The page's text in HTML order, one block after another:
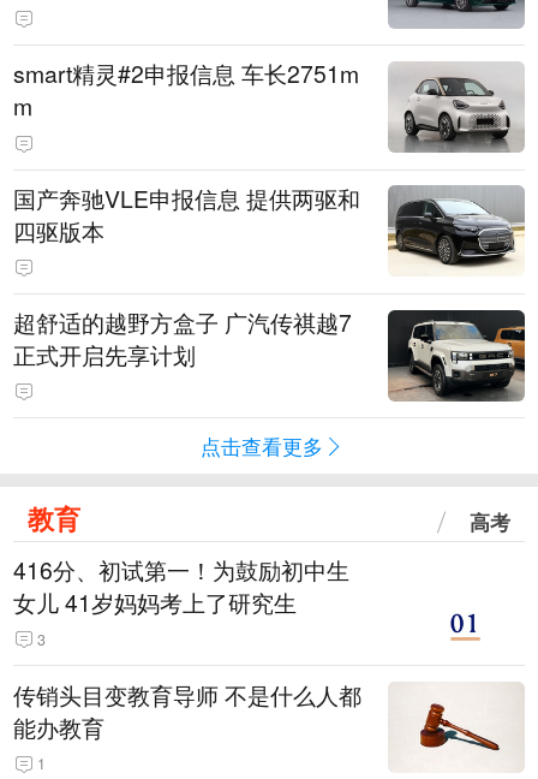
smart精灵#2申报信息 车长2751m
m
国产奔驰VLE申报信息 提供两驱和
四驱版本
超舒适的越野方盒子 广汽传祺越7
正式开启先享计划
点击查看更多
教育 高考
416分、初试第一！为鼓励初中生
女儿 41岁妈妈考上了研究生
3
传销头目变教育导师 不是什么人都
能办教育
1